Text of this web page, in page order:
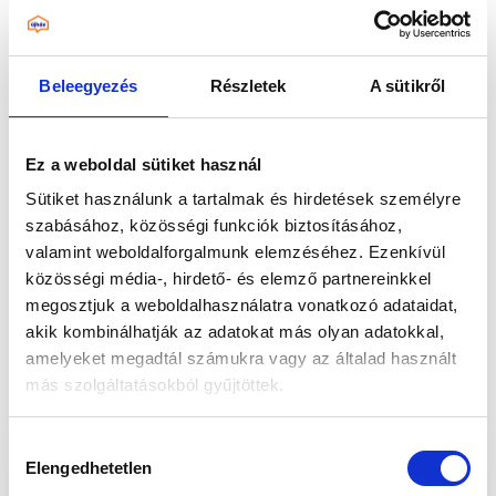
Beleegyezés Részletek A sütikről
Ez a weboldal sütiket használ
Sütiket használunk a tartalmak és hirdetések személyre
szabásához, közösségi funkciók biztosításához,
valamint weboldalforgalmunk elemzéséhez. Ezenkívül
közösségi média-, hirdető- és elemző partnereinkkel
megosztjuk a weboldalhasználatra vonatkozó adataidat,
akik kombinálhatják az adatokat más olyan adatokkal,
amelyeket megadtál számukra vagy az általad használt
más szolgáltatásokból gyűjtöttek.
megnyomásával kifejezett hozzájárulásodat adod az
összes süti futtatásához, a „Személyre szabom” gomb
kiválasztása
Elengedhetetlen
Hő- és hangszigetelés
komfortját: csökkenti az energiaveszteséget,
mérsékli a zajt és hozzájárul a kellemes, nyugodt
élettérhez.
KERESKEDÉSEINK